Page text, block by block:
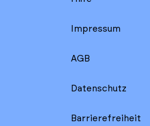
Impressum
AGB
Datenschutz
Barrierefreiheit